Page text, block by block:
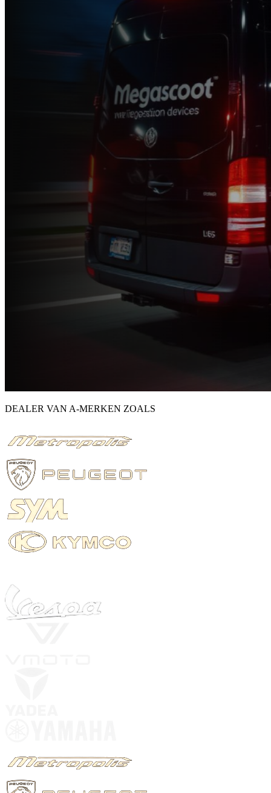
DEALER VAN A-MERKEN ZOALS